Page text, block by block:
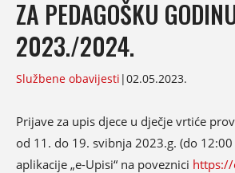
ZA PEDAGOŠKU
2023./2024.
Službene obavijesti |02.05.2023.
Prijave za upis djece u dječje vrtiće
od 11. do 19. svibnja 2023.g. (do
aplikacije „e-Upisi“ na poveznici